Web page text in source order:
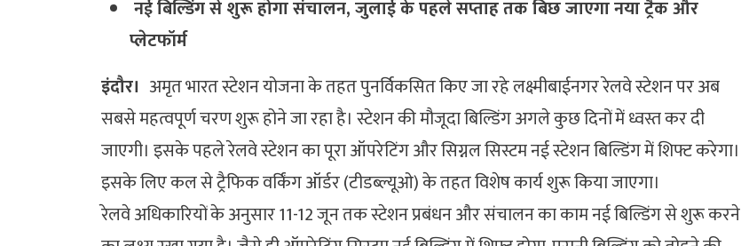
नई बिल्डिंग से शुरू होगा संचालन, जुलाई के पहले सप्ताह तक बिछ जाएगा नया ट्रैक और
प्लेटफॉर्म
इंदौर। अमृत भारत स्टेशन योजना के तहत पुनर्विकसित किए जा रहे लक्ष्मीबाईनगर रेलवे स्टेशन पर अब
सबसे महत्वपूर्ण चरण शुरू होने जा रहा है। स्टेशन की मौजूदा बिल्डिंग अगले कुछ दिनों में ध्वस्त कर दी
जाएगी। इसके पहले रेलवे स्टेशन का पूरा ऑपरेटिंग और सिग्नल सिस्टम नई स्टेशन बिल्डिंग में शिफ्ट करेगा।
इसके लिए कल से ट्रैफिक वर्किंग ऑर्डर (टीडब्ल्यूओ) के तहत विशेष कार्य शुरू किया जाएगा।
रेलवे अधिकारियों के अनुसार 11-12 जून तक स्टेशन प्रबंधन और संचालन का काम नई बिल्डिंग से शुरू करने